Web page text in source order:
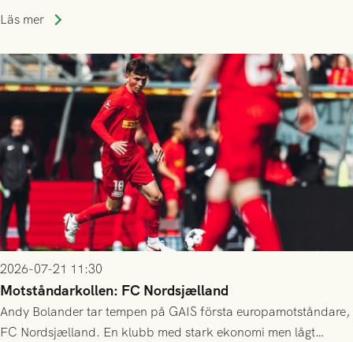
kvalet till Conference League! Avspark kl 19.00 på torsdag
Läs mer
2026-07-21 11:30
Motståndarkollen: FC Nordsjælland
Andy Bolander tar tempen på GAIS första europamotståndare,
FC Nordsjælland. En klubb med stark ekonomi men lågt